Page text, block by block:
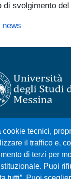
di svolgimento
news
tecnici,
il traffico e,
di terzi per
Puoi
degli Studi di
1 - 98122
80004070837
090 676 1